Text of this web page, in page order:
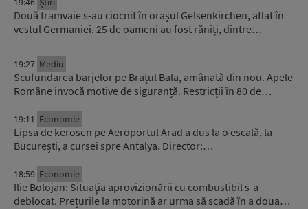
Două tramvaie s-au ciocnit în orașul Gelsenkirchen, aflat în
vestul Germaniei. 25 de oameni au fost răniți, dintre…
19:27 Mediu
Scufundarea barjelor pe Brațul Bala, amânată din nou. Apele
Române invocă motive de siguranță. Restricții în 80 de…
19:11 Economie
Lipsa de kerosen pe Aeroportul Arad a dus la o escală, la
București, a cursei spre Antalya. Director:…
18:59 Economie
Ilie Bolojan: Situaţia aprovizionării cu combustibil s-a
deblocat. Prețurile la motorină ar urma să scadă în a doua…